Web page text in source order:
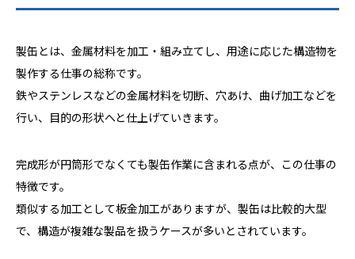
製缶とは、金属材料を加工・組み立てし、用途に応じた構造物を
製作する仕事の総称です。
鉄やステンレスなどの金属材料を切断、穴あけ、曲げ加工などを
行い、目的の形状へと仕上げていきます。
完成形が円筒形でなくても製缶作業に含まれる点が、この仕事の
特徴です。
類似する加工として板金加工がありますが、製缶は比較的大型
で、構造が複雑な製品を扱うケースが多いとされています。